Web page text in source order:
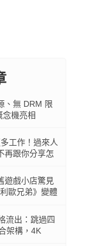
、無 DRM 限
機亮相
工作！過來人
再跟你分享怎
遊戲小店驚見
歐兄弟》變體
流出：跳過四
架構，4K